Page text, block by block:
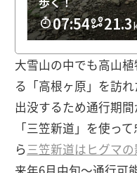
大雪山の中でも高山
る「高根ヶ原」を訪
出没するため通行期間
「三笠新道」を使っ
ら三笠新道はヒグマ